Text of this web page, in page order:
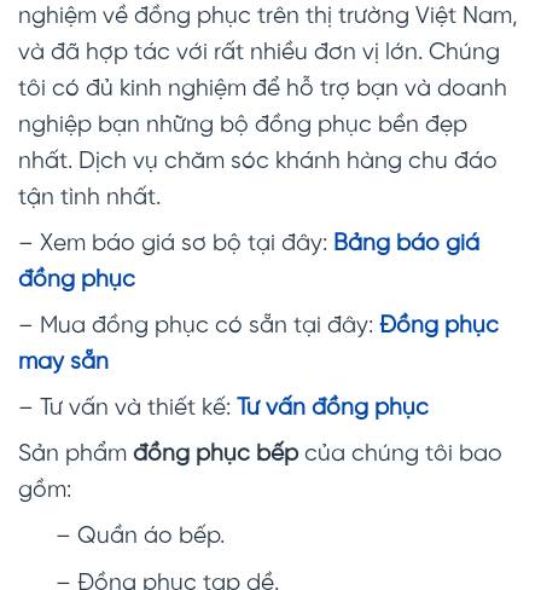
nghiệm về đồng phục trên thị trường Việt Nam,
và đã hợp tác với rất nhiều đơn vị lớn. Chúng
tôi có đủ kinh nghiệm để hỗ trợ bạn và doanh
nghiệp bạn những bộ đồng phục bền đẹp
nhất. Dịch vụ chăm sóc khánh hàng chu đáo
tận tình nhất.
– Xem báo giá sơ bộ tại đây: Bảng báo giá
đồng phục
– Mua đồng phục có sẵn tại đây: Đồng phục
may sẵn
– Tư vấn và thiết kế: Tư vấn đồng phục
Sản phẩm đồng phục bếpcủa chúng tôi bao
gồm:
– Quần áo bếp.
– Đồng phục tạp dề.